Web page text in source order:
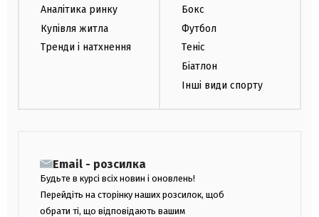
Аналітика ринку
Купівля житла
Тренди і натхнення
Бокс
Футбол
Теніс
Біатлон
Інші види спорту
Email - розсилка
Будьте в курсі всіх новин і оновлень!
Перейдіть на сторінку наших розсилок, щоб
обрати ті, що відповідають вашим